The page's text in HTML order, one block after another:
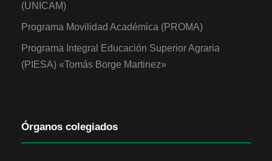
(UNICAM)
Programa Movilidad Académica (PROMA)
Programa Integral Educación Superior Agraria
(PIESA) «Tomás Borge Martinez»
Órganos colegiados